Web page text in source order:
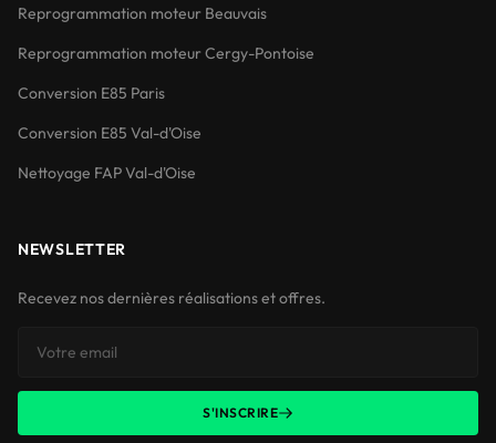
Reprogrammation moteur Beauvais
Reprogrammation moteur Cergy-Pontoise
Conversion E85 Paris
Conversion E85 Val-d'Oise
Nettoyage FAP Val-d'Oise
NEWSLETTER
Recevez nos dernières réalisations et offres.
S'INSCRIRE